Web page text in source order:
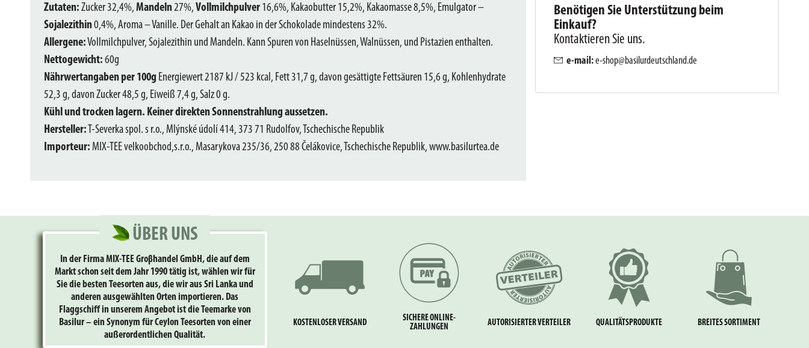
Zutaten: Zucker 32,4%, Mandeln27%, Vollmilchpulver16,6%, Kakaobutter 15,2%, Kakaomasse 8,5%, Emulgator –
Sojalezithin0,4%, Aroma – Vanille. Der Gehalt an Kakao in der Schokolade mindestens 32%.
Allergene:Vollmilchpulver, Sojalezithin und Mandeln. Kann Spuren von Haselnüssen, Walnüssen, und Pistazien enthalten.
Nettogewicht: 60g
Nährwertangaben per 100g Energiewert 2187 kJ / 523 kcal, Fett 31,7 g, davon gesättigte Fettsäuren 15,6 g, Kohlenhydrate
52,3 g, davon Zucker 48,5 g, Eiweiß 7,4 g, Salz 0 g.
Kühl und trocken lagern. Keiner direkten Sonnenstrahlung aussetzen.
Hersteller: T-Severka spol. s r.o., Mlýnské údolí 414, 373 71 Rudolfov, Tschechische Republik
Importeur: MIX-TEE velkoobchod,s.r.o., Masarykova 235/36, 250 88 Čelákovice, Tschechische Republik, www.basilurtea.de
Benötigen Sie Unterstützung beim
Einkauf?
Kontaktieren Sie uns.
e-mail:e-shop@basilurdeutschland.de
ÜBER UNS
In der Firma MIX-TEE Groβhandel GmbH, die auf dem
Markt schon seit dem Jahr 1990 tätig ist, wählen wir für
Sie die besten Teesorten aus, die wir aus Sri Lanka und
anderen ausgewählten Orten importieren. Das
Flaggschiff in unserem Angebot ist die Teemarke von
Basilur – ein Synonym für Ceylon Teesorten von einer
außerordentlichen Qualität.
KOSTENLOSER VERSAND
SICHERE ONLINE-
ZAHLUNGEN
AUTORISIERTER VERTEILER QUALITÄTSPRODUKTE BREITES SORTIMENT